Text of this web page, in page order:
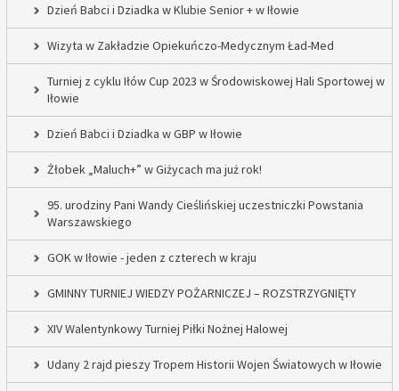
Dzień Babci i Dziadka w Klubie Senior + w Iłowie
Wizyta w Zakładzie Opiekuńczo-Medycznym Ład-Med
Turniej z cyklu Iłów Cup 2023 w Środowiskowej Hali Sportowej w
Iłowie
Dzień Babci i Dziadka w GBP w Iłowie
Żłobek „Maluch+” w Giżycach ma już rok!
95. urodziny Pani Wandy Cieślińskiej uczestniczki Powstania
Warszawskiego
GOK w Iłowie - jeden z czterech w kraju
GMINNY TURNIEJ WIEDZY POŻARNICZEJ – ROZSTRZYGNIĘTY
XIV Walentynkowy Turniej Piłki Nożnej Halowej
Udany 2 rajd pieszy Tropem Historii Wojen Światowych w Iłowie